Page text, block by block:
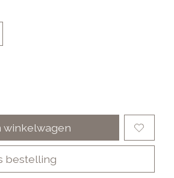
winkelwagen
bestelling